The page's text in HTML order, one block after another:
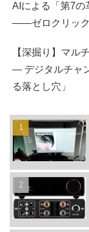
AIによる「第7の
――ゼロクリック
【深掘り】マル
— デジタルチャ
る落とし穴」